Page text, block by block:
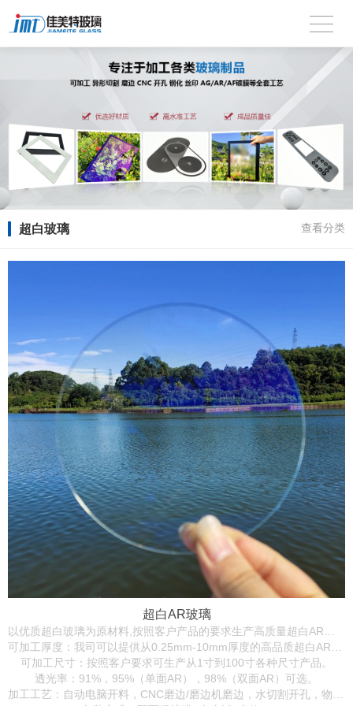
超白玻璃 查看分类
超白AR玻璃
可加工厚度：我司可以提供从0.25mm-10mm厚度的高品质超白AR玻璃。
可加工尺寸：按照客户要求可生产从1寸到100寸各种尺寸产品。
透光率：91%，95%（单面AR），98%（双面AR）可选。
加工工艺：自动电脑开料，CNC磨边/磨边机磨边，水切割开孔，物理/化学钢化，单色/多色丝印，AR/AG/AF表面加工等全套加工。